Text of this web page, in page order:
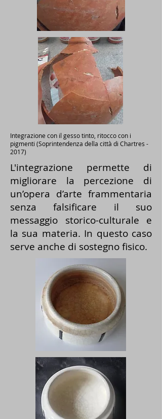
Integrazione con il gesso tinto, ritocco con i
pigmenti (Soprintendenza della città di Chartres -
2017)
L'integrazione permette di
migliorare la percezione di
un’opera d’arte frammentaria
senza falsificare il suo
messaggio storico-culturale e
la sua materia. In questo caso
serve anche di sostegno fisico.